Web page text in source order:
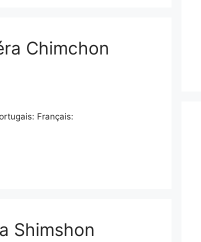
Chimchon
Français:
Shimshon